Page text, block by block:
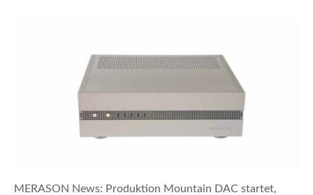
MERASON News: Produktion Mountain DAC startet,